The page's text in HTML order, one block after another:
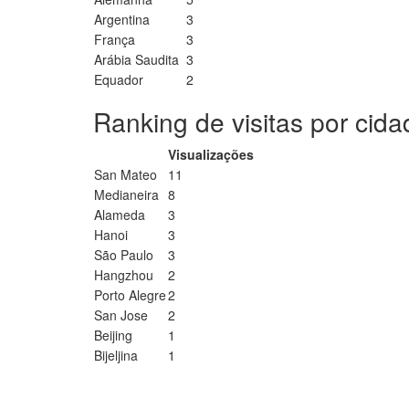
Argentina
3
França
3
Arábia Saudita 3
Equador
2
Ranking de visitas por
Visualizações
San Mateo
11
Medianeira 8
Alameda
3
Hanoi
3
São Paulo
3
Hangzhou
2
Porto Alegre2
San Jose
2
Beijing
1
Bijeljina
1